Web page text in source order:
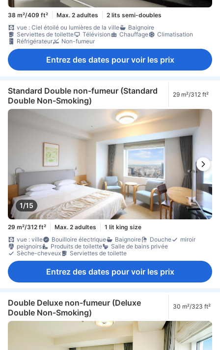
38 m²/409 ft² Max. 2 adultes
2 lits semi-doubles
vue : Ciel étoilé ou lumières de la ville
Baignoire
Serviettes de toilette
Télévision Chauffage
Climatisation
Réfrigérateur
Non-fumeur
Entrez des dates pour voir les prix
Standard Double non-fumeur (Standard
Double Non-Smoking)
29 m²/312 ft²
1/15
29 m²/312 ft² Max. 2 adultes
1 lit king size
vue : ville
Bouilloire électrique Baignoire Douche
miroir
peignoirs
Produits de toilette
Salle de bains privée
Sèche-cheveux
Serviettes de toilette
Entrez des dates pour voir les prix
Double Deluxe non-fumeur (Deluxe
Double Non-Smoking)
30 m²/323 ft²